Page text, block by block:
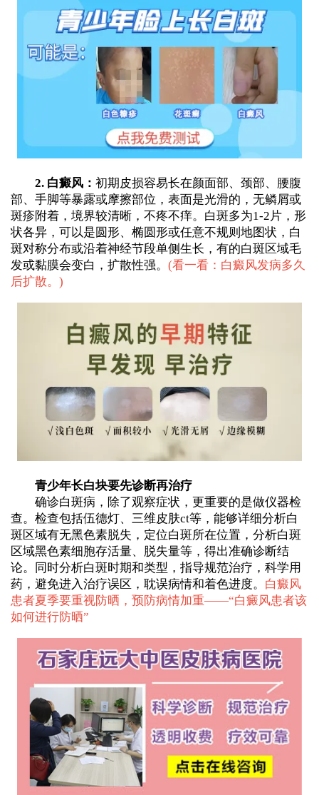
2. 白癜风： 初期皮损容易长在颜面部、颈部、腰腹
部、手脚等暴露或摩擦部位，表面是光滑的，无鳞屑或
斑疹附着，境界较清晰，不疼不痒。白斑多为1-2片，形
状各异，可以是圆形、椭圆形或任意不规则地图状，白
斑对称分布或沿着神经节段单侧生长，有的白斑区域毛
发或黏膜会变白，扩散性强。 (看一看：白癜风发病多久
后扩散。 )
青少年长白块要先诊断再治疗
确诊白斑病，除了观察症状，更重要的是做仪器检
查。检查包括伍德灯、三维皮肤ct等，能够详细分析白
斑区域有无黑色素脱失，定位白斑所在位置，分析白斑
区域黑色素细胞存活量、脱失量等，得出准确诊断结
论。同时分析白斑时期和类型，指导规范治疗，科学用
药，避免进入治疗误区，耽误病情和着色进度。 白癜风
患者夏季要重视防晒，预防病情加重——“白癜风患者该
如何进行防晒”